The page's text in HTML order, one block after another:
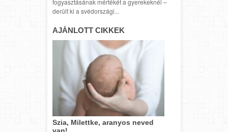
derült ki a svédországi...
AJÁNLOTT CIKKEK
Szia, Milettke, aranyos neved
van!